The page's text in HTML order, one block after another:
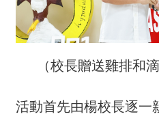
務
互
回
（校長贈送雞排和
活動首先由楊校長逐一